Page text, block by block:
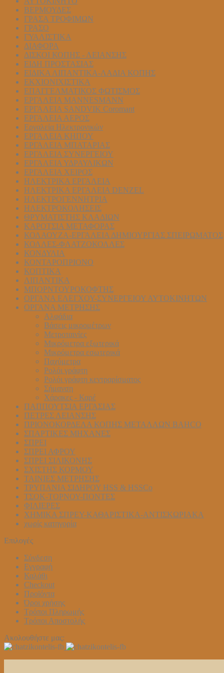
ΒΕΡΜΟΥΔΕΣ
ΓΡΑΣΑ ΤΡΟΦΙΜΩΝ
ΓΡΑΣΟ
ΓΥΑΛΙΣΤΙΚΑ
ΔΙΑΦΟΡΑ
ΔΙΣΚΟΙ ΚΟΠΗΣ - ΛΕΙΑΝΣΗΣ
ΕΙΔΗ ΠΡΟΣΤΑΣΙΑΣ
ΕΙΔΙΚΑ ΛΙΠΑΝΤΙΚΑ-ΛΑΔΙΑ ΚΟΠΗΣ
ΕΚΧΙΟΝΙΧΙΣΤΙΚΑ
ΕΠΑΓΓΕΛΜΑΤΙΚΟΣ ΦΩΤΙΣΜΟΣ
ΕΡΓΑΛΕΙΑ MANNESMANN
ΕΡΓΑΛΕΙΑ SANDVIK Coromant
ΕΡΓΑΛΕΙΑ ΑΕΡΟΣ
Εργαλεία Ηλεκτρονικών
ΕΡΓΑΛΕΙΑ ΚΗΠΟΥ
ΕΡΓΑΛΕΙΑ ΜΠΑΤΑΡΙΑΣ
ΕΡΓΑΛΕΙΑ ΣΥΝΕΡΓΕΙΟΥ
ΕΡΓΑΛΕΙΑ ΥΔΡΑΥΛΙΚΩΝ
ΕΡΓΑΛΕΙΑ ΧΕΙΡΟΣ
ΗΛΕΚΤΡΙΚΑ ΕΡΓΑΛΕΙΑ
ΗΛΕΚΤΡΙΚΑ ΕΡΓΑΛΕΙΑ DENZEL
ΗΛΕΚΤΡΟΓΕΝΝΗΤΡΙΑ
ΗΛΕΚΤΡΟΚΟΛΗΣΕΙΣ
ΘΡΥΜΑΤΙΣΤΗΣ ΚΛΑΔΙΩΝ
ΚΑΡΟΤΣΙΑ ΜΕΤΑΦΟΡΑΣ
ΚΟΛΑΟΥΖΑ-ΕΡΓΑΛΕΙΑ ΔΗΜΙΟΥΡΓΙΑΣ ΣΠΕΙΡΩΜΑΤΟΣ
ΚΟΛΛΕΣ-ΦΛΑΤΖΟΚΟΛΛΕΣ
ΚΟΝΔΥΛΙΑ
ΚΟΝΤΑΡΟΠΡΙΟΝΟ
ΚΟΠΤΙΚΑ
ΛΙΠΑΝΤΙΚΑ
ΜΠΟΡΝΤΟΥΡΟΚΟΦΤΗΣ
ΟΡΓΑΝΑ ΕΛΕΓΧΟΥ-ΣYΝΕΡΓΕΙΟΥ ΑΥΤΟΚΙΝΗΤΩΝ
ΟΡΓΑΝΑ ΜΕΤΡΗΣΗΣ
Αλφάδια
Βάσεις μικρομέτρων
Μετροταινίες
Μικρόμετρα εξωτερικά
Μικρόμετρα εσωτερικά
Παχύμετρα
Ρολόι γράφτη
Ρολόι γράφτη κεντραρίσματος
Σήμανση
Χάρακες - Καρέ
ΠΑΠΠΟΥΤΣΙΑ ΕΡΓΑΣΙΑΣ
ΠΕΤΡΕΣ ΛΕΙΑΝΣΗΣ
ΠΡΙΟΝΟΚΟΡΔΕΛΑ ΚΟΠΗΣ ΜΕΤΑΛΛΩΝ BAHCO
ΣΠΑΡΤΙΚΕΣ ΜΗΧΑΝΕΣ
ΣΠΡΕΙ
ΣΠΡΕΙ ΑΦΡΟΥ
ΣΠΡΕΙ ΣΙΛΙΚΟΝΗΣ
ΣΧΙΣΤΗΣ ΚΟΡΜΟΥ
ΤΑΙΝΙΕΣ ΜΕΤΡΗΣΗΣ
ΤΡΥΠΑΝΙΑ ΣΙΔΗΡΟΥ HSS & HSSCo
ΤΣΟΚ-ΤΟΡΝΟΥ-ΠΟΝΤΕΣ
ΦΙΛΙΕΡΕΣ
ΧΗΜΙΚΑ ΣΠΡΕΥ-ΚΑΘΑΡΙΣΤΙΚΑ-ΑΝΤΙΣΚΩΡΙΑΚΑ
χωρίς κατηγορία
Επιλογές
Σύνδεση
Εγγραφή
Καλάθι
Checkout
Προϊόντα
Όροι χρήσης
Τρόποι Πληρωμής
Τρόποι Αποστολής
Ακολουθήστε μας: